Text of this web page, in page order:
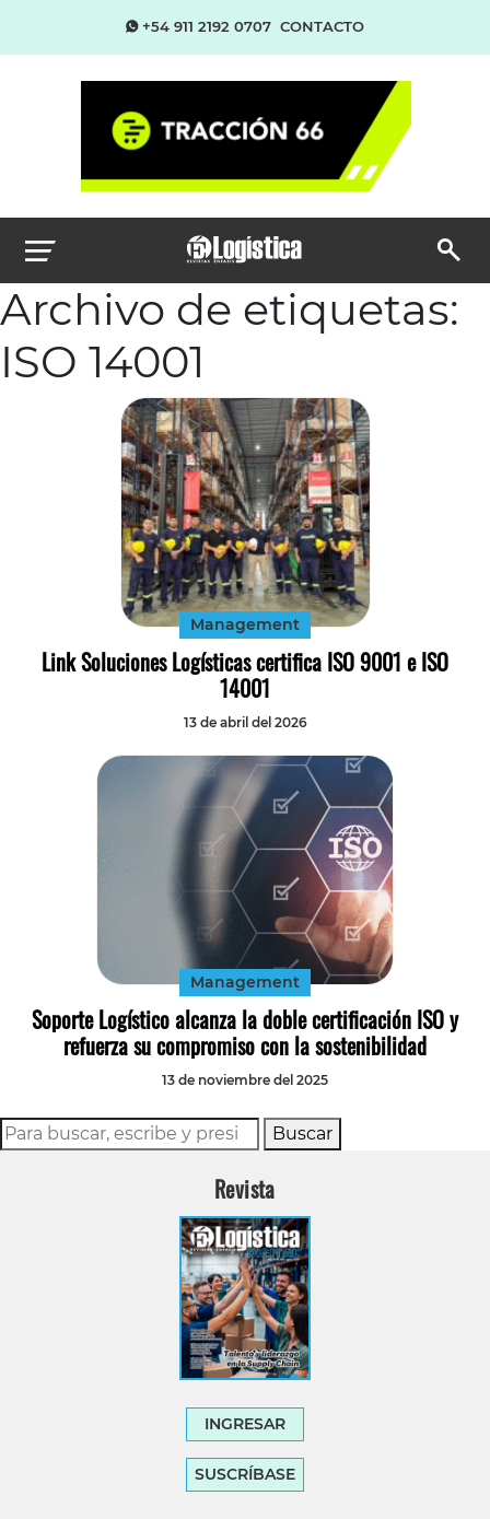
+54 911 2192 0707 CONTACTO
Archivo de etiquetas:
ISO 14001
Management
Link Soluciones Logísticas certifica ISO 9001 e ISO
14001
13 de abril del 2026
Management
Soporte Logístico alcanza la doble certificación ISO y
refuerza su compromiso con la sostenibilidad
13 de noviembre del 2025
Buscar
Revista
INGRESAR
SUSCRÍBASE